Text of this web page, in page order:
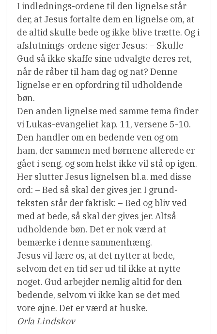
I indlednings-ordene til den lignelse står
der, at Jesus fortalte dem en lignelse om, at
de altid skulle bede og ikke blive trætte. Og i
afslutnings-ordene siger Jesus: – Skulle
Gud så ikke skaffe sine udvalgte deres ret,
når de råber til ham dag og nat? Denne
lignelse er en opfordring til udholdende
bøn.
Den anden lignelse med samme tema finder
vi Lukas-evangeliet kap. 11, versene 5-10.
Den handler om en bedende ven og om
ham, der sammen med børnene allerede er
gået i seng, og som helst ikke vil stå op igen.
Her slutter Jesus lignelsen bl.a. med disse
ord: – Bed så skal der gives jer. I grund-
teksten står der faktisk: – Bed og bliv ved
med at bede, så skal der gives jer. Altså
udholdende bøn. Det er nok værd at
bemærke i denne sammenhæng.
Jesus vil lære os, at det nytter at bede,
selvom det en tid ser ud til ikke at nytte
noget. Gud arbejder nemlig altid for den
bedende, selvom vi ikke kan se det med
vore øjne. Det er værd at huske.
Orla Lindskov